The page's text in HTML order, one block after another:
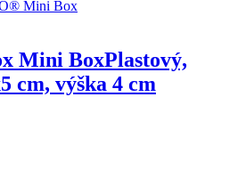
Mini BoxPlastový,
cm, výška 4 cm